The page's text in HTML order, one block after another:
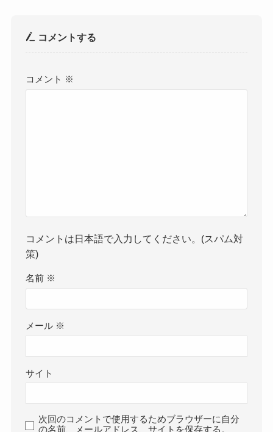
コメントする
コメント ※
コメントは日本語で入力してください。(スパム対
策)
名前 ※
メール ※
サイト
次回のコメントで使用するためブラウザーに自分
の名前、メールアドレス、サイトを保存する。